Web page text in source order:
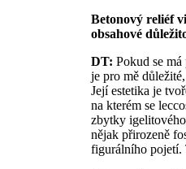
Betonový reliéf
obsahové
DT: Pokud se
je pro mě
Její estetika je
na kterém se
zbytky
nějak přirozeně
figurálního pojetí.